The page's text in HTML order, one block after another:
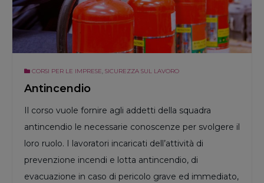
CORSI PER LE IMPRESE, SICUREZZA SUL LAVORO
Antincendio
Il corso vuole fornire agli addetti della squadra
antincendio le necessarie conoscenze per svolgere il
loro ruolo. I lavoratori incaricati dell’attività di
prevenzione incendi e lotta antincendio, di
evacuazione in caso di pericolo grave ed immediato,